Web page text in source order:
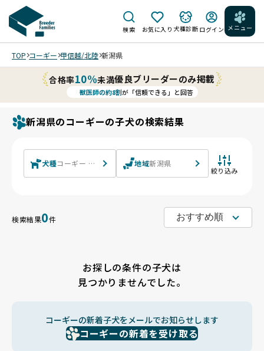
検索 お気に入り 犬種診断 ログイン メニュー
TOP コーギー 甲信越/北陸 新潟県
合格率10%未満優良ブリーダーのみ掲載
獣医師の約8割が「信頼できる」と回答
新潟県のコーギーの子犬の検索結果
犬種コーギー ウェルシュ・コーギー・ペンブローク ウェルシュ
地域新潟県
絞り込み
検索結果0件
お探しの条件の子犬は
見つかりませんでした。
コーギーの新着子犬をメールでお知らせします
コーギーの新着を受け取る